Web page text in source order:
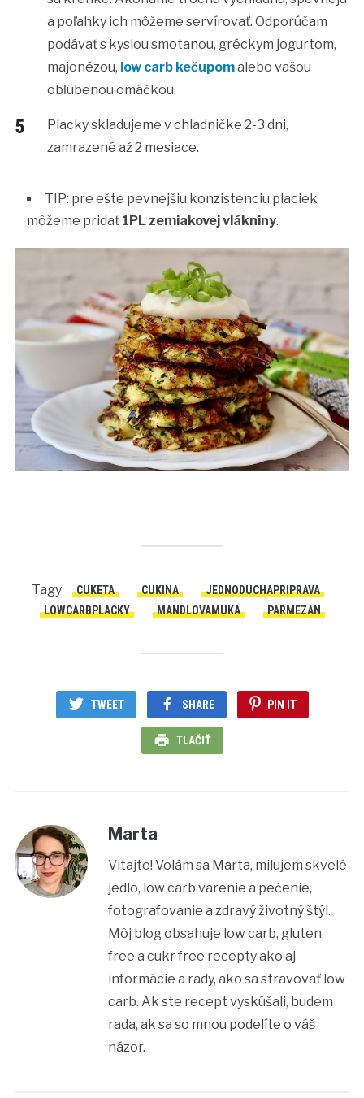
a poľahky ich môžeme servírovať. Odporúčam
podávať s kyslou smotanou, gréckym jogurtom,
majonézou, low carb kečupomalebo vašou
obľúbenou omáčkou.
Placky skladujeme v chladničke 2-3 dni,
zamrazené až 2 mesiace.
TIP: pre ešte pevnejšiu konzistenciu placiek
môžeme pridať 1PL zemiakovej vlákniny.
Tagy CUKETA CUKINA
JEDNODUCHAPRIPRAVA
LOWCARBPLACKY
MANDLOVAMUKA PARMEZAN
TWEET SHARE PIN IT
TLAČIŤ
Marta
Vitajte! Volám sa Marta, milujem skvelé
jedlo, low carb varenie a pečenie,
fotografovanie a zdravý životný štýl.
Môj blog obsahuje low carb, gluten
free a cukr free recepty ako aj
informácie a rady, ako sa stravovať low
carb. Ak ste recept vyskúšali, budem
rada, ak sa so mnou podelíte o váš
názor.